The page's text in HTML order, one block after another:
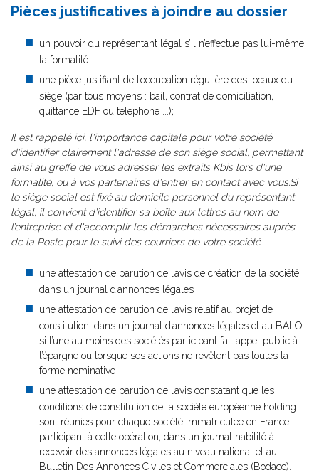
Pièces justificatives à joindre au dossier
un pouvoir du représentant légal s’il n’effectue pas lui-même
la formalité
une pièce justifiant de l’occupation régulière des locaux du
siège (par tous moyens : bail, contrat de domiciliation,
quittance EDF ou téléphone ...);
Il est rappelé ici, l'importance capitale pour votre société
d'identifier clairement l'adresse de son siège social, permettant
ainsi au greffe de vous adresser les extraits Kbis lors d'une
formalité, ou à vos partenaires d'entrer en contact avec vous.Si
le siège social est fixé au domicile personnel du représentant
légal, il convient d'identifier sa boîte aux lettres au nom de
l’entreprise et d'accomplir les démarches nécessaires auprès
de la Poste pour le suivi des courriers de votre société
une attestation de parution de l’avis de création de la société
dans un journal d’annonces légales
une attestation de parution de l’avis relatif au projet de
constitution, dans un journal d’annonces légales et au BALO
si l’une au moins des sociétés participant fait appel public à
l’épargne ou lorsque ses actions ne revêtent pas toutes la
forme nominative
une attestation de parution de l’avis constatant que les
conditions de constitution de la société européenne holding
sont réunies pour chaque société immatriculée en France
participant à cette opération, dans un journal habilité à
recevoir des annonces légales au niveau national et au
Bulletin Des Annonces Civiles et Commerciales (Bodacc).